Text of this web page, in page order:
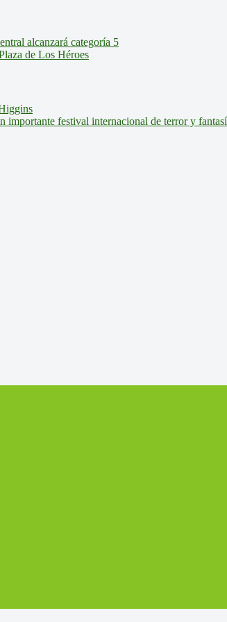
alcanzará categoría 5
de Los Héroes
importante festival internacional de terror y